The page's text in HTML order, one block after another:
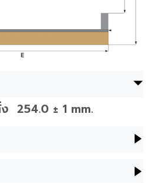
ง 254.0 ± 1 mm.